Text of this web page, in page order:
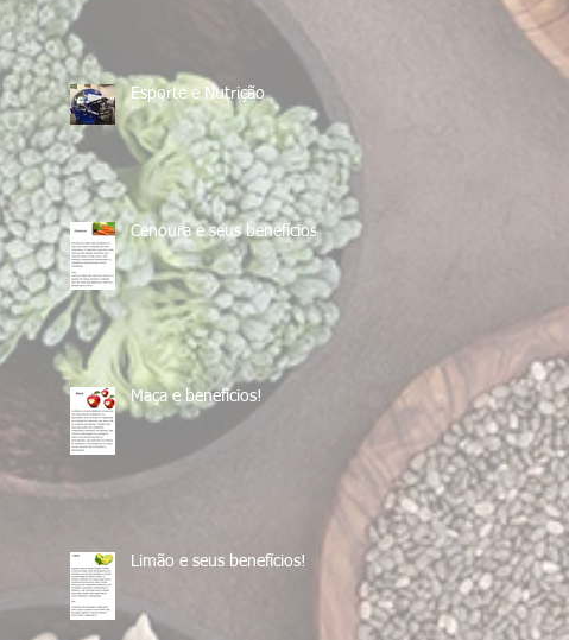
Esporte e Nutrição
Cenoura e seus benefícios!
Maça e benefícios!
Limão e seus benefícios!